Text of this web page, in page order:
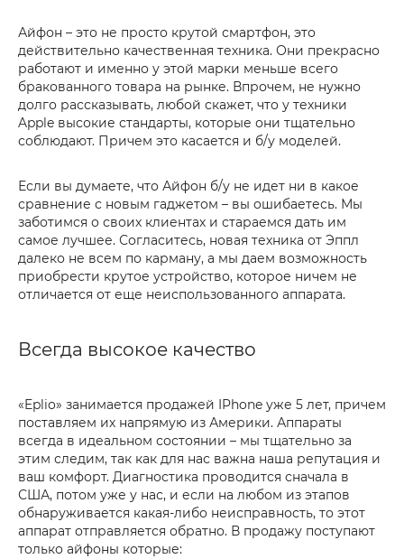
Айфон – это не просто крутой смартфон, это
действительно качественная техника. Они прекрасно
работают и именно у этой марки меньше всего
бракованного товара на рынке. Впрочем, не нужно
долго рассказывать, любой скажет, что у техники
Apple высокие стандарты, которые они тщательно
соблюдают. Причем это касается и б/у моделей.
Если вы думаете, что Айфон б/у не идет ни в какое
сравнение с новым гаджетом – вы ошибаетесь. Мы
заботимся о своих клиентах и стараемся дать им
самое лучшее. Согласитесь, новая техника от Эппл
далеко не всем по карману, а мы даем возможность
приобрести крутое устройство, которое ничем не
отличается от еще неиспользованного аппарата.
Всегда высокое качество
«Eplio» занимается продажей IPhone уже 5 лет, причем
поставляем их напрямую из Америки. Аппараты
всегда в идеальном состоянии – мы тщательно за
этим следим, так как для нас важна наша репутация и
ваш комфорт. Диагностика проводится сначала в
США, потом уже у нас, и если на любом из этапов
обнаруживается какая-либо неисправность, то этот
аппарат отправляется обратно. В продажу поступают
только айфоны которые: